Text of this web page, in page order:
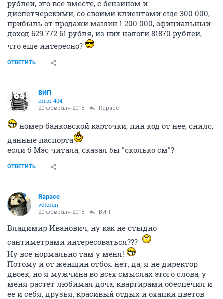
рублей, это все вместе, с бензином и
диспетчерскими, со своими клиентами еще 300 000,
прибыль от продажи машин 1 200 000, официальный
доход 629 772.61 рубля, из них налоги 81870 рублей,
что еще интересно?
ОТВЕТИТЬ
ВИП
error 404
20 февраля 2015 Rapace
номер банковской карточки, пин код от нее, снилс,
данные паспорта
если б Мэс читала, сказал бы "сколько см"?
ОТВЕТИТЬ
Rapace
veteran
20 февраля 2015 ВИП
Владимир Иванович, ну как не стыдно
сантиметрами интересоваться???
Ну все нормально там у меня!
Потому и от женщин отбоя нет, да, я не директор
двоек, но я мужчина во всех смыслах этого слова, у
меня растет любимая доча, квартирами обеспечил и
ее и себя, друзья, красивый отдых и охапки цветов